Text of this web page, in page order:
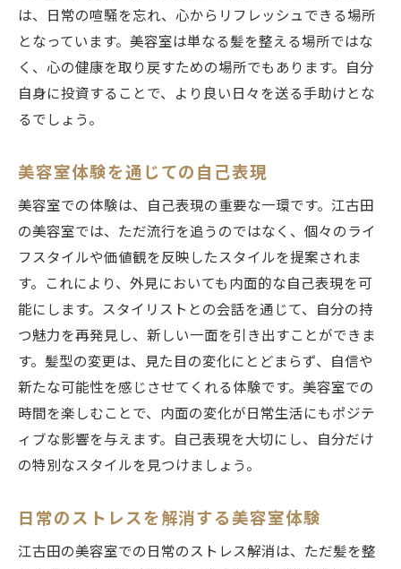
は、日常の喧騒を忘れ、心からリフレッシュできる場所
となっています。美容室は単なる髪を整える場所ではな
く、心の健康を取り戻すための場所でもあります。自分
自身に投資することで、より良い日々を送る手助けとな
るでしょう。
美容室体験を通じての自己表現
美容室での体験は、自己表現の重要な一環です。江古田
の美容室では、ただ流行を追うのではなく、個々のライ
フスタイルや価値観を反映したスタイルを提案されま
す。これにより、外見においても内面的な自己表現を可
能にします。スタイリストとの会話を通じて、自分の持
つ魅力を再発見し、新しい一面を引き出すことができま
す。髪型の変更は、見た目の変化にとどまらず、自信や
新たな可能性を感じさせてくれる体験です。美容室での
時間を楽しむことで、内面の変化が日常生活にもポジテ
ィブな影響を与えます。自己表現を大切にし、自分だけ
の特別なスタイルを見つけましょう。
日常のストレスを解消する美容室体験
江古田の美容室での日常のストレス解消は、ただ髪を整